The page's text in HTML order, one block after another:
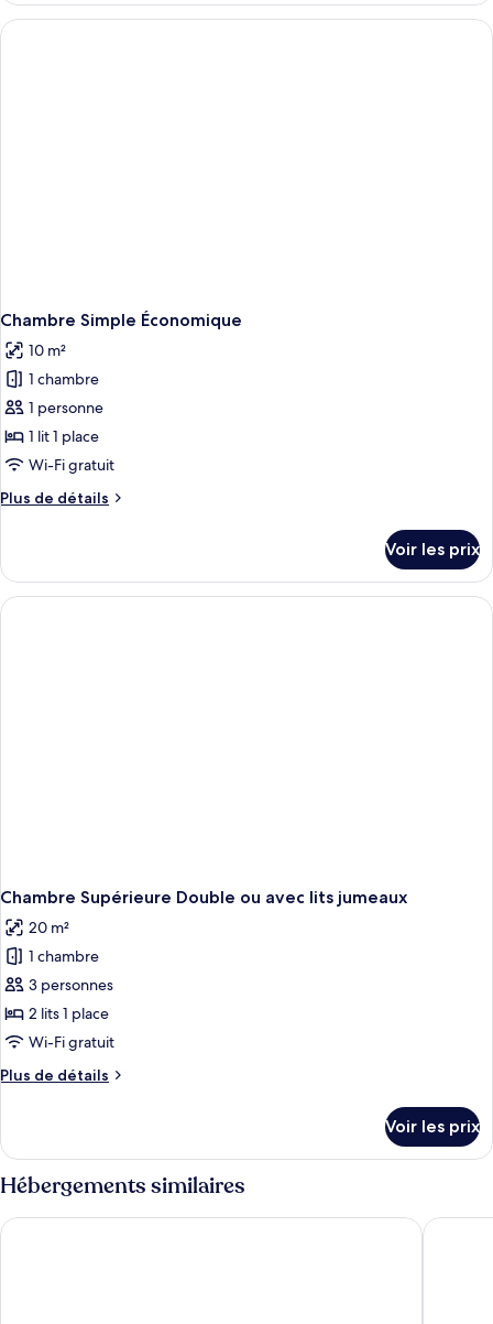
type
de
Chambre Simple Économique
10 m²
1 chambre
1 personne
1 lit 1 place
Wi-Fi gratuit
Plus de détails
Plus
le
type
de
Voir les prix
Chambre Supérieure Double ou avec lits jumeaux
20 m²
1 chambre
3 personnes
2 lits 1 place
Wi-Fi gratuit
Plus de détails
Plus
le
type
de
chambre
Chambre
Voir les prix
Hébergements similaires
B&B Hotel Kehl ates